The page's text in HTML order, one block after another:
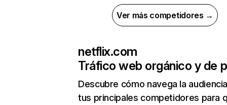
Ver más competidores →
netflix.com
Tráfico web orgánico y de
Descubre cómo navega la
tus principales competidores para